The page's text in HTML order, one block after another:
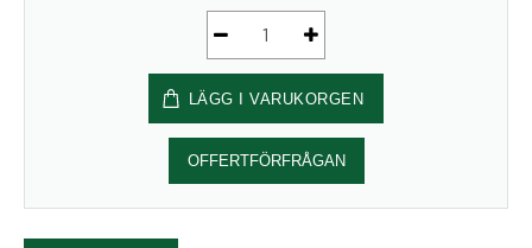
Form2
Screen
bordsskärm
mängd
LÄGG I VARUKORGEN
OFFERTFÖRFRÅGAN